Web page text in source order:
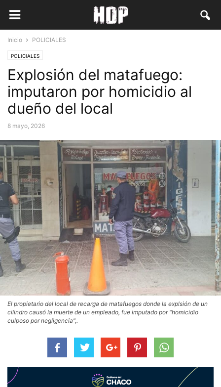
Inicio POLICIALES
POLICIALES
Explosión del matafuego:
imputaron por homicidio al
dueño del local
8 mayo, 2026
El propietario del local de recarga de matafuegos donde la explsión de un
cilindro causó la muerte de un empleado, fue imputado por "homicidio
culposo por negligencia",.